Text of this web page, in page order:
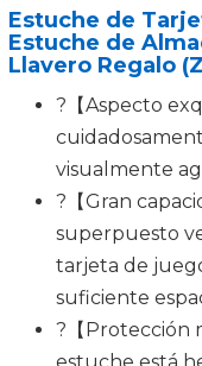
Estuche de
Estuche de
Llavero Regalo
?【Aspecto
visualmente
?【Gran
superpuesto
tarjeta de
suficiente
?【Protección